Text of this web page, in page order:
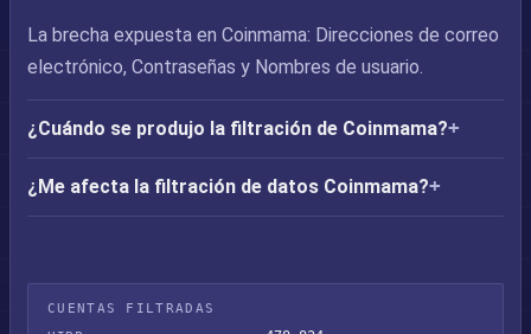
La brecha expuesta en Coinmama: Direcciones de correo
electrónico, Contraseñas y Nombres de usuario.
¿Cuándo se produjo la filtración de Coinmama?
¿Me afecta la filtración de datos Coinmama?
CUENTAS FILTRADAS